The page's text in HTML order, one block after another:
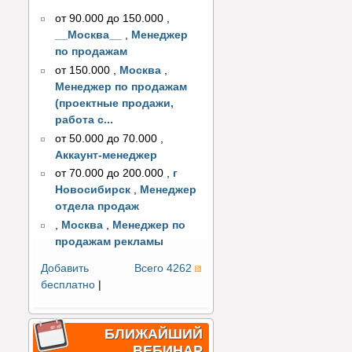
от 90.000 до 150.000 ,
__Москва__
, Менеджер
по продажам
от 150.000
Москва
Менеджер по продажам
(проектные продажи,
работа с...
от 50.000 до 70.000
Аккаунт-менеджер
от 70.000 до 200.000 , г
Новосибирск , Менеджер
отдела продаж
, Москва , Менеджер по
продажам рекламы
Всего 4262
Добавить
бесплатно
БЛИЖАЙШИЙ